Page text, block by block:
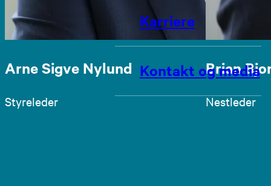
Karriere
Kontakt og media
Arne Sigve Nylund
Styreleder
Brian
Nestleder